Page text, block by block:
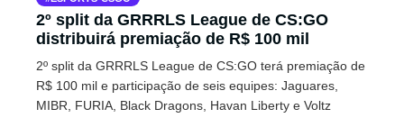
2º split da GRRRLS League de CS:GO
distribuirá premiação de R$ 100 mil
2º split da GRRRLS League de CS:GO terá premiação de
R$ 100 mil e participação de seis equipes: Jaguares,
MIBR, FURIA, Black Dragons, Havan Liberty e Voltz